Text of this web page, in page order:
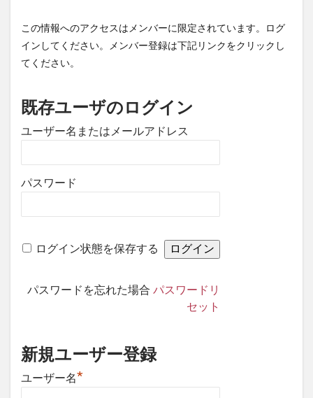
この情報へのアクセスはメンバーに限定されています。ログ
インしてください。メンバー登録は下記リンクをクリックし
てください。
既存ユーザのログイン
ユーザー名またはメールアドレス
パスワード
ログイン状態を保存する
パスワードを忘れた場合パスワードリ
セット
新規ユーザー登録
ユーザー名*